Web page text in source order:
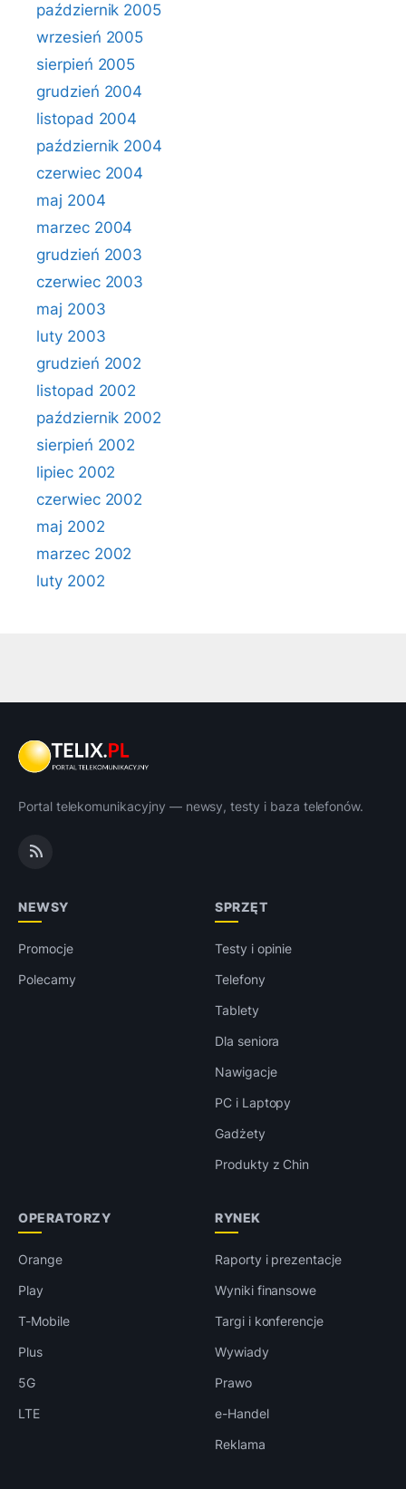
październik 2005
wrzesień 2005
sierpień 2005
grudzień 2004
listopad 2004
październik 2004
czerwiec 2004
maj 2004
marzec 2004
grudzień 2003
czerwiec 2003
maj 2003
luty 2003
grudzień 2002
listopad 2002
październik 2002
sierpień 2002
lipiec 2002
czerwiec 2002
maj 2002
marzec 2002
luty 2002
Portal telekomunikacyjny — newsy, testy i baza telefonów.
NEWSY
Promocje
Polecamy
SPRZĘT
Testy i opinie
Telefony
Tablety
Dla seniora
Nawigacje
PC i Laptopy
Gadżety
Produkty z Chin
OPERATORZY
Orange
Play
T-Mobile
Plus
5G
LTE
RYNEK
Raporty i prezentacje
Wyniki finansowe
Targi i konferencje
Wywiady
Prawo
e-Handel
Reklama